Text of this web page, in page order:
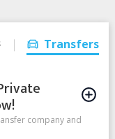
Transfers
company and